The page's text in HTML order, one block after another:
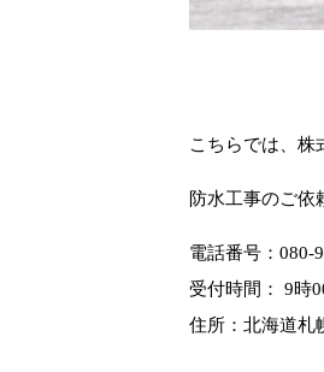
こちらでは、株
防水工事のご依
電話番号： 080-
受付時間： 9時
住所：北海道札